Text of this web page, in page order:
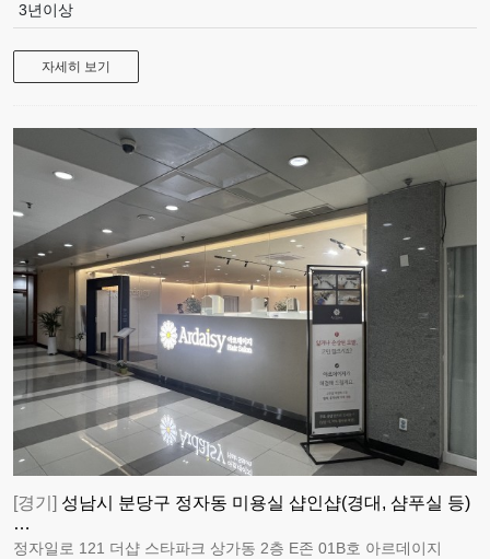
3년이상
자세히 보기
[경기]
…
정자일로 121 더샵 스타파크 상가동 2층 E존 01B호 아르데이지